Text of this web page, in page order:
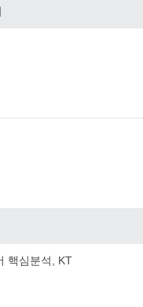
핵심분석, KT